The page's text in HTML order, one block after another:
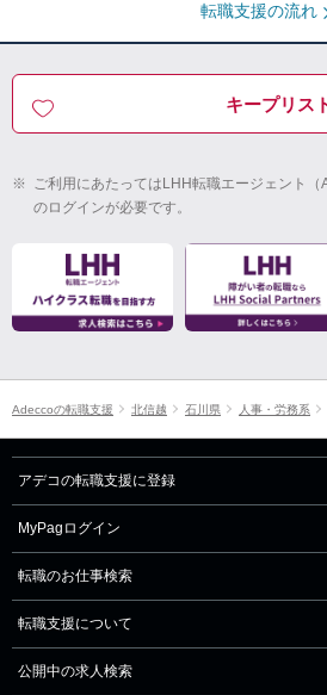
転職支援の流れ
キープリス
※ ご利用にあたってはLHH転職エージェント
のログインが必要です。
Adeccoの転職支援 北信越 石川県 人事・労務系
アデコの転職支援に登録
MyPagログイン
転職のお仕事検索
転職支援について
公開中の求人検索